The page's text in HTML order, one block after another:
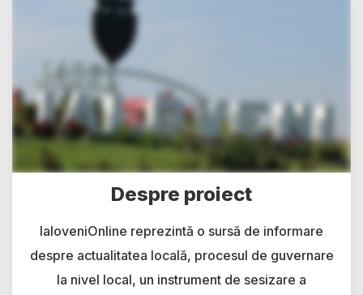
Despre proiect
IaloveniOnline reprezintă o sursă de informare
despre actualitatea locală, procesul de guvernare
la nivel local, un instrument de sesizare a